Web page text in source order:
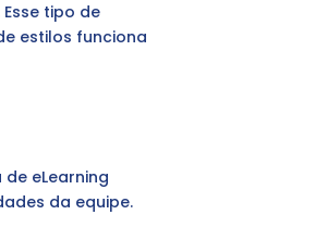
tipo de
estilos funciona
eLearning
da equipe.